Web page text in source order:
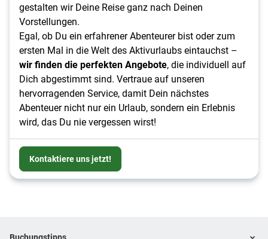
gestalten wir Deine Reise ganz nach Deinen
Vorstellungen.
Egal, ob Du ein erfahrener Abenteurer bist oder zum
ersten Mal in die Welt des Aktivurlaubs eintauchst –
wir finden die perfekten Angebote, die individuell auf
Dich abgestimmt sind. Vertraue auf unseren
hervorragenden Service, damit Dein nächstes
Abenteuer nicht nur ein Urlaub, sondern ein Erlebnis
wird, das Du nie vergessen wirst!
Kontaktiere uns jetzt!
Footer navigation